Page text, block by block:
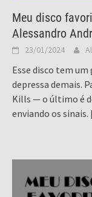
Meu disco
Alessandro
23/01/2024
Esse disco tem
depressa demais.
Kills — o último é
enviando os sinais.